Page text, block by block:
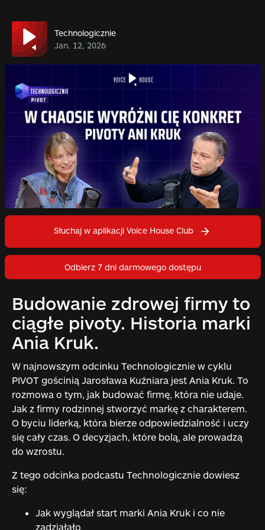
Technologicznie
Jan. 12, 2026
Słuchaj w aplikacji Voice House Club
Odbierz 7 dni darmowego dostępu
Budowanie zdrowej firmy to
ciągłe pivoty. Historia marki
Ania Kruk.
W najnowszym odcinku Technologicznie w cyklu
PIVOT gościnią Jarosława Kuźniara jest Ania Kruk. To
rozmowa o tym, jak budować firmę, która nie udaje.
Jak z firmy rodzinnej stworzyć markę z charakterem.
O byciu liderką, która bierze odpowiedzialność i uczy
się cały czas. O decyzjach, które bolą, ale prowadzą
do wzrostu.
Z tego odcinka podcastu Technologicznie dowiesz
się:
Jak wyglądał start marki Ania Kruk i co nie
zadziałało